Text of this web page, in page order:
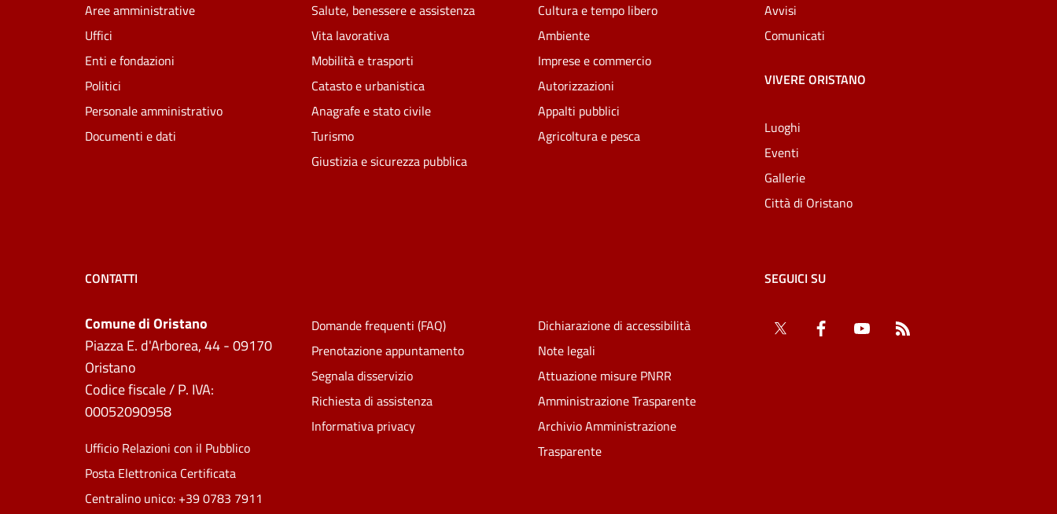
Aree amministrative
Uffici
Enti e fondazioni
Politici
Personale amministrativo
Documenti e dati
Salute, benessere e assistenza
Vita lavorativa
Mobilità e trasporti
Catasto e urbanistica
Anagrafe e stato civile
Turismo
Giustizia e sicurezza pubblica
Cultura e tempo libero
Ambiente
Imprese e commercio
Autorizzazioni
Appalti pubblici
Agricoltura e pesca
Avvisi
Comunicati
VIVERE ORISTANO
Luoghi
Eventi
Gallerie
Città di Oristano
CONTATTI
Comune di Oristano
Piazza E. d'Arborea, 44 - 09170
Oristano
Codice fiscale / P. IVA:
00052090958
Ufficio Relazioni con il Pubblico
Posta Elettronica Certificata
Centralino unico: +39 0783 7911
Domande frequenti (FAQ)
Prenotazione appuntamento
Segnala disservizio
Richiesta di assistenza
Informativa privacy
Dichiarazione di accessibilità
Note legali
Attuazione misure PNRR
Amministrazione Trasparente
Archivio Amministrazione
Trasparente
SEGUICI SU
Twitter Facebook YouTube